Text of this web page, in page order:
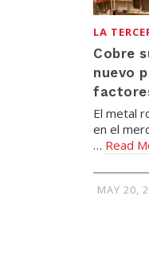
LA
Cobre
nuevo
El metal
en el
… Read
MAY 20,